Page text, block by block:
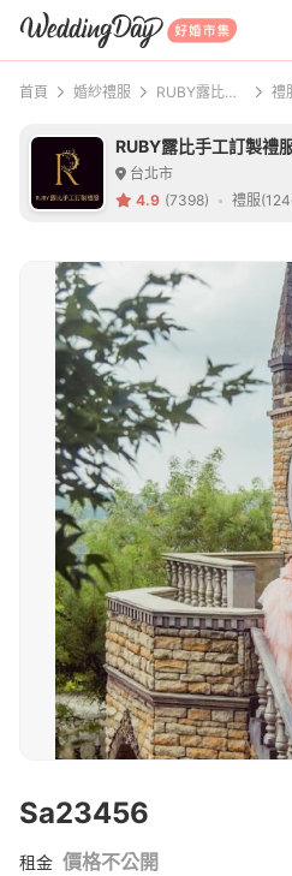
WeddingDay 好
首頁 婚紗禮服 RUBY露比手工訂製禮服 禮
RUBY露比手工訂製禮
台北市
4.9 (7398) 禮服
Sa23456
租金 價格不公開